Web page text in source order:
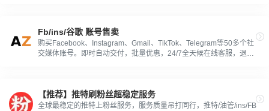
Fb/ins/谷歌 账号售卖
购买Facebook、Instagram、Gmail、TikTok、Telegram等50多个社
交媒体账号。即时自动交付，批量优惠，24/7全天候在线客服，退款
【推荐】推特刷粉丝超稳定服务
全球最稳定的推特上粉丝服务，服务质量吊打同行，推特/油管/ins/FB